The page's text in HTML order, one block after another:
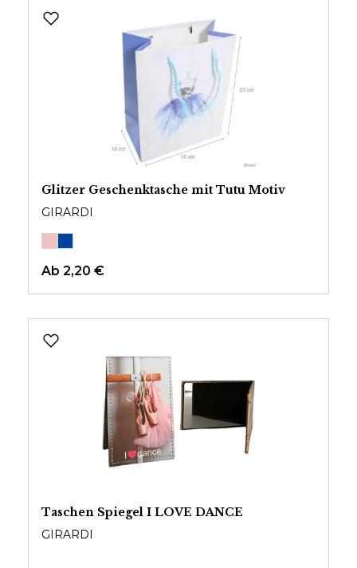
Glitzer Geschenktasche mit Tutu Motiv
GIRARDI
Ab 2,20 €
Taschen Spiegel I LOVE DANCE
GIRARDI